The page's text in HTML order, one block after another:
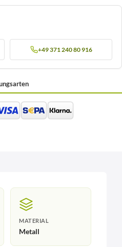
+49 371 240 80 916
MATERIAL
Metall